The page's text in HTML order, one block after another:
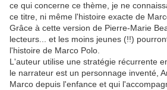
ce qui concerne ce thème, je ne
ce titre, ni même l'histoire exacte de
Grâce à cette version de Pierre-Marie
lecteurs... et les moins jeunes (!!)
l'histoire de Marco Polo.
L'auteur utilise une stratégie récurrente
le narrateur est un personnage inventé,
Marco depuis l'enfance et qui